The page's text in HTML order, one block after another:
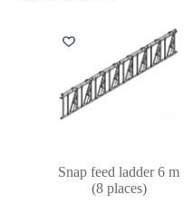
Snap feed ladder 6 m
(8 places)